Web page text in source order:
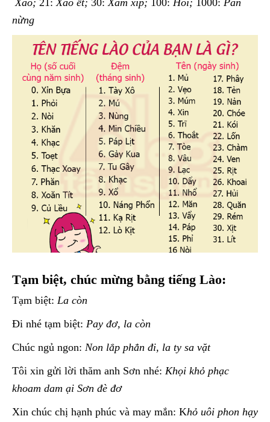
nừng
Tạm biệt, chúc mừng bằng tiếng Lào:
Tạm biệt: La còn
Đi nhé tạm biệt: Pay đơ, la còn
Chúc ngủ ngon: Non lắp phẳn đi, la ty sa vặt
Tôi xin gửi lời thăm anh Sơn nhé: Khọi khỏ phạc
khoam dam ại Sơn đè đơ
Xin chúc chị hạnh phúc và may mắn: Khỏ uôi phon hạy